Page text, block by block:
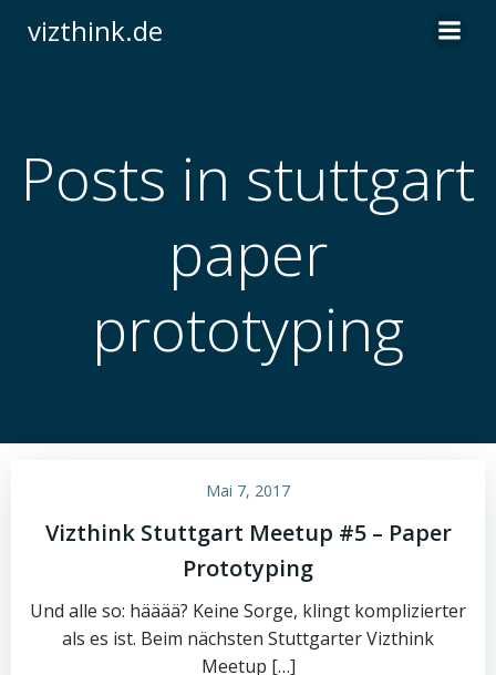
vizthink.de
Posts in stuttgart
paper
prototyping
Mai 7, 2017
Vizthink Stuttgart Meetup #5 – Paper
Prototyping
Und alle so: hääää? Keine Sorge, klingt komplizierter
als es ist. Beim nächsten Stuttgarter Vizthink
Meetup […]